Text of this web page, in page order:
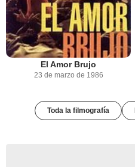
El Amor Brujo
23 de marzo de 1986
Toda la filmografía